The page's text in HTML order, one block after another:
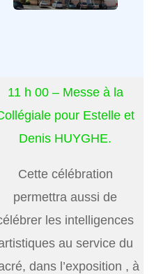
11 h 00 – Messe à la
pour Estelle et
Denis HUYGHE.
Cette célébration
permettra aussi de
les intelligences
au service du
dans l’exposition , à